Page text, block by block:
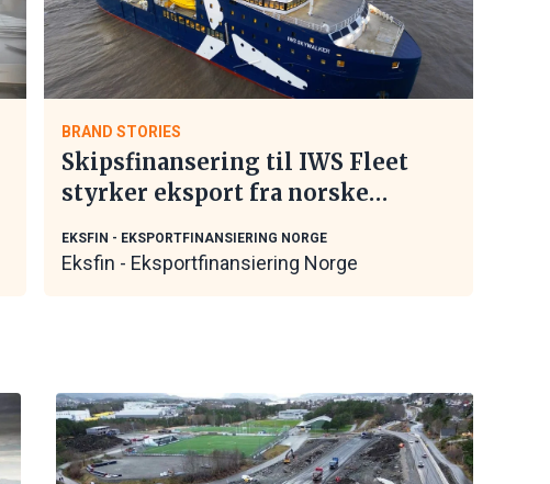
BRAND STORIES
Skipsfinansering til IWS Fleet
styrker eksport fra norske
EKSFIN - EKSPORTFINANSIERING NORGE
Eksfin - Eksportfinansiering Norge